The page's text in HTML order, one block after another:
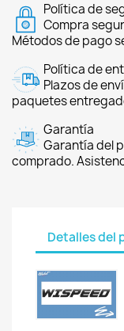
Política de
Compra
Métodos de pago
Política de
Plazos de
paquetes
Garantía
Garantía del
comprado.
Detalles del